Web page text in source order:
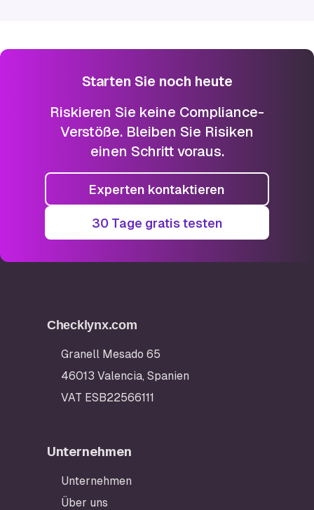
Starten Sie noch heute
Riskieren Sie keine Compliance-
Verstöße. Bleiben Sie Risiken
einen Schritt voraus.
Experten kontaktieren
30 Tage gratis testen
Checklynx.com
Granell Mesado 65
46013 Valencia, Spanien
VAT ESB22566111
Unternehmen
Unternehmen
Über uns